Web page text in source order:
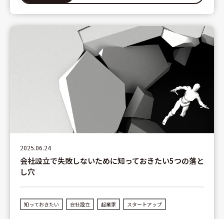
2025.06.24
会社設立で失敗しないために知っておきたい5つの落と
し穴
知っておきたい 会社設立 起業家 スタートアップ